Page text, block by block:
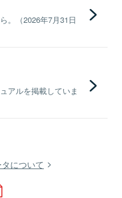
。（2026年7月31日
アルを掲載していま
について